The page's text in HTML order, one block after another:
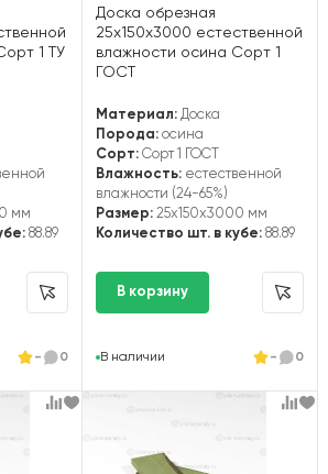
1 ТУ
мм
88.89
- 0
Доска обрезная
25х150х3000 естественной
влажности осина Сорт 1
ГОСТ
Материал:Доска
Порода:осина
Сорт:Сорт 1 ГОСТ
Влажность:естественной
влажности (24-65%)
Размер:25x150x3000 мм
Количество шт. в кубе:88.89
В наличии - 0